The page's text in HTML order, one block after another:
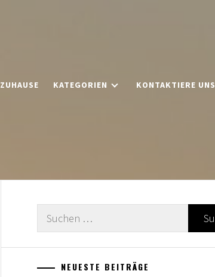
ZUHAUSE KATEGORIEN KONTAKTIERE UNS
Suche
NEUESTE BEITRÄGE